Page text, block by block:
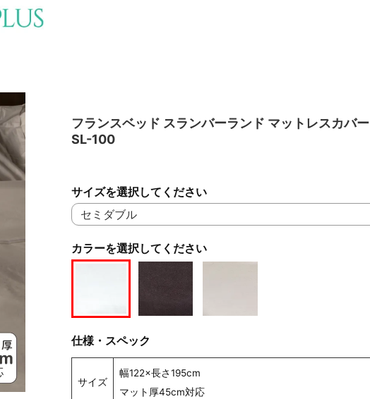
フランスベッド スランバーランド マットレスカバー
SL-100
カラーを選択してください
サイズを選択してください
仕様・スペック
サイズ
幅122×長さ195cm
マット厚45cm対応